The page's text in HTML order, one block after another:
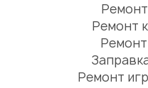
Ремонт
Ремонт